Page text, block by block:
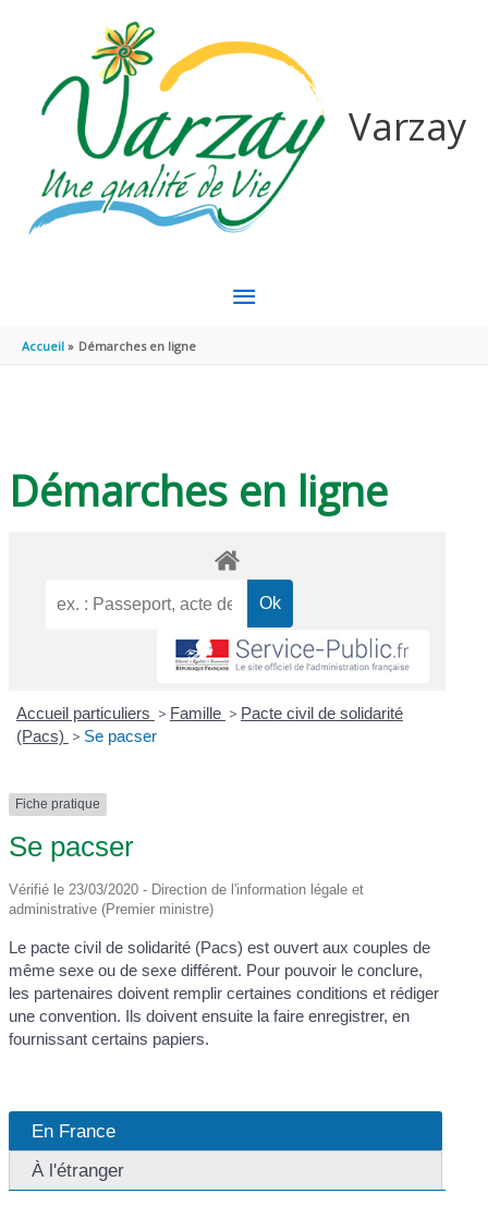
Varzay
MENU
Accueil Démarches en ligne
Démarches en ligne
Accueil particuliers > Famille > Pacte civil de solidarité
(Pacs) > Se pacser
Fiche pratique
Se pacser
Vérifié le 23/03/2020 - Direction de l'information légale et
administrative (Premier ministre)
Le pacte civil de solidarité (Pacs) est ouvert aux couples de
même sexe ou de sexe différent. Pour pouvoir le conclure,
les partenaires doivent remplir certaines conditions et rédiger
une convention. Ils doivent ensuite la faire enregistrer, en
fournissant certains papiers.
En France
À l'étranger